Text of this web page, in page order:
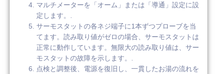
マルチメーターを「オーム」または「導通」設定に設
定します。.
サーモスタットの各ネジ端子に1本ずつプローブを当
てます。読み取り値がゼロの場合、サーモスタットは
正常に動作しています。無限大の読み取り値は、サー
モスタットの故障を示します。.
点検と調整後、電源を復旧し、一貫したお湯の流れを